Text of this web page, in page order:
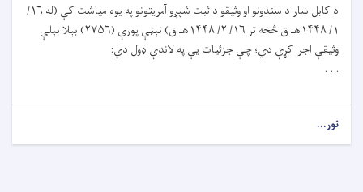
د کابل ښار د سندونو او وثيقو د ثبت شپږو آمريتونو په يوه مياشت کې (له ۱۶/
۱/ ۱۴۴۸هـ ق څخه تر ۱۶/ ۲/ ۱۴۴۸هـ ق) نېټې پورې (۲۷۵۶) بېلا بېلې
وثيقې اجرا کړې دي؛ چې جزئيات يې په لاندې ډول دي:
. . .
نور...